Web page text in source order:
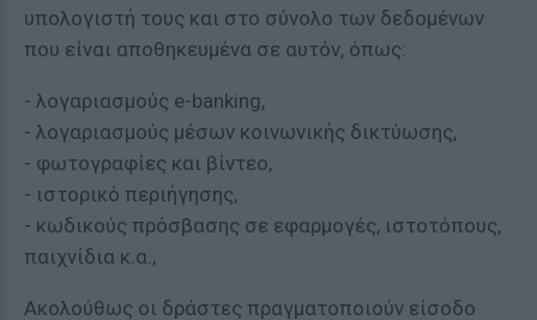
υπολογιστή τους και στο σύνολο των δεδομένων
που είναι αποθηκευμένα σε αυτόν, όπως:
- λογαριασμούς e-banking,
- λογαριασμούς μέσων κοινωνικής δικτύωσης,
- φωτογραφίες και βίντεο,
- ιστορικό περιήγησης,
- κωδικούς πρόσβασης σε εφαρμογές, ιστοτόπους,
παιχνίδια κ.α.,
Ακολούθως οι δράστες πραγματοποιούν είσοδο